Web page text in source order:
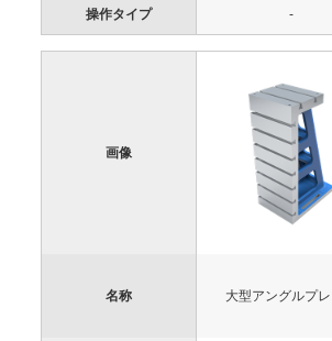
操作タイプ -
画像
名称 大型アングルプレ